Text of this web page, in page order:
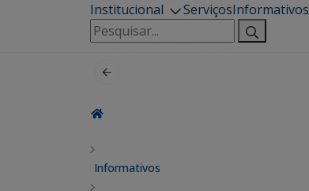
Institucional ServiçosInformativos
Pesquisar
por:
Informativos